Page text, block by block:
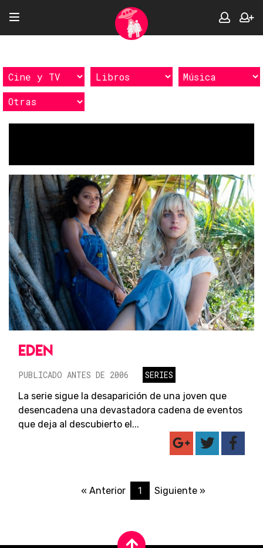
EDEN
PUBLICADO ANTES DE 2006
SERIES
La serie sigue la desaparición de una joven que
desencadena una devastadora cadena de eventos
que deja al descubierto el...
« Anterior 1 Siguiente »